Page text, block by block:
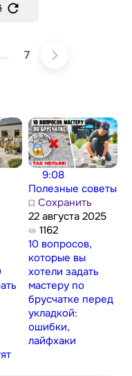
... 7
9:08
Полезные советы
Сохранить
22 августа 2025
1162
10 вопросов,
которые вы
хотели задать
мастеру по
брусчатке перед
укладкой:
ошибки,
лайфхаки